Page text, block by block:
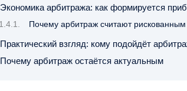
Экономика арбитража: как формируется
Почему арбитраж считают рискованным
Практический взгляд: кому подойдёт
Почему арбитраж остаётся актуальным